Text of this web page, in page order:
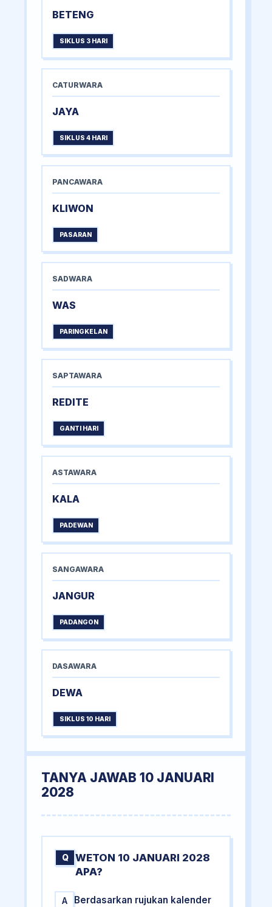
BETENG
SIKLUS 3 HARI
CATURWARA
JAYA
SIKLUS 4 HARI
PANCAWARA
KLIWON
PASARAN
SADWARA
WAS
PARINGKELAN
SAPTAWARA
REDITE
GANTI HARI
ASTAWARA
KALA
PADEWAN
SANGAWARA
JANGUR
PADANGON
DASAWARA
DEWA
SIKLUS 10 HARI
TANYA JAWAB 10 JANUARI
2028
Q
WETON 10 JANUARI 2028
APA?
A
Berdasarkan rujukan kalender